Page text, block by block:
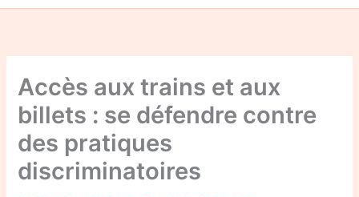
Accès aux trains et aux
billets : se défendre contre
des pratiques
discriminatoires